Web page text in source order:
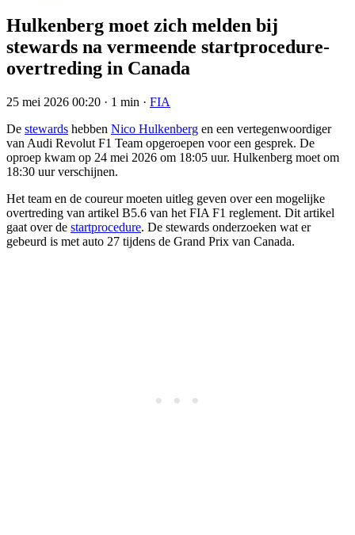
Hulkenberg moet zich melden bij
stewards na vermeende startprocedure-
overtreding in Canada
25 mei 2026 00:20 · 1 min · FIA
De stewards hebben Nico Hulkenberg en een vertegenwoordiger
van Audi Revolut F1 Team opgeroepen voor een gesprek. De
oproep kwam op 24 mei 2026 om 18:05 uur. Hulkenberg moet om
18:30 uur verschijnen.
Het team en de coureur moeten uitleg geven over een mogelijke
overtreding van artikel B5.6 van het FIA F1 reglement. Dit artikel
gaat over de startprocedure. De stewards onderzoeken wat er
gebeurd is met auto 27 tijdens de Grand Prix van Canada.